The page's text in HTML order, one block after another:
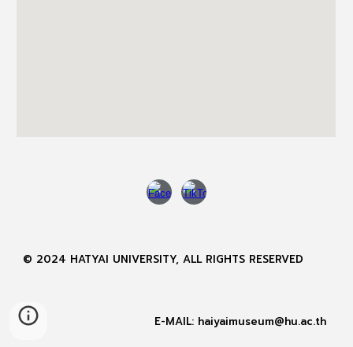
© 2024 HATYAI UNIVERSITY, ALL RIGHTS RESERVED
E-MAIL: haiyaimuseum@hu.ac.th